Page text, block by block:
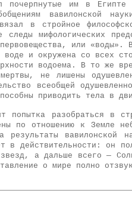
почерпнутые им в
вавилонской
в стройное
следы мифологических
или «воды».
воде и окружена со всех
водоема. В то же
не лишены
всеобщей
приводить тела в
попытка разобраться в
по отношению к Земле
результаты вавилонской
в действительности: он
звезд, а дальше всего —
о мире полно